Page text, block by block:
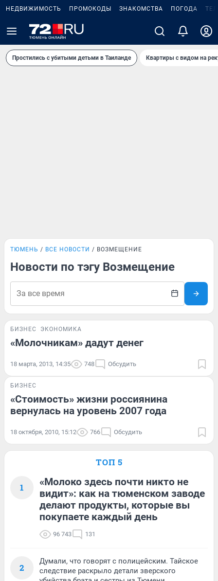
НЕДВИЖИМОСТЬ ПРОМОКОДЫ ЗНАКОМСТВА ПОГОДА
Простились с убитыми детьми в Таиланде Квартиры с видом на
ТЮМЕНЬ ВСЕ НОВОСТИ ВОЗМЕЩЕНИЕ
Новости по тэгу Возмещение
БИЗНЕС ЭКОНОМИКА
«Молочникам» дадут денег
18 марта, 2013, 14:35 748 Обсудить
БИЗНЕС
«Стоимость» жизни россиянина
вернулась на уровень 2007 года
18 октября, 2010, 15:12 766 Обсудить
ТОП 5
1
«Молоко здесь почти никто не
видит»: как на тюменском заводе
делают продукты, которые вы
покупаете каждый день
96 743 131
2
Думали, что говорят с полицейским. Тайское
следствие раскрыло детали зверского